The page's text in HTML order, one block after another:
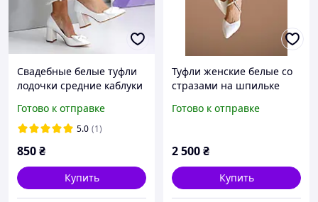
Свадебные белые туфли
лодочки средние каблуки
Готово к отправке
5.0 (1)
850₴
Купить
Туфли женские белые со
стразами на шпильке
Готово к отправке
2 500₴
Купить